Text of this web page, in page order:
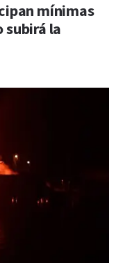
mínimas
subirá la